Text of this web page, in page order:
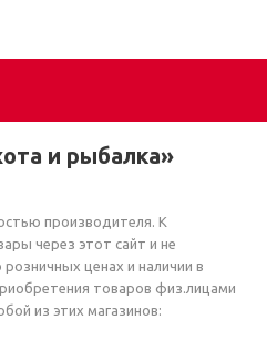
и рыбалка»
производителя. К
через этот сайт и не
ценах и наличии в
товаров физ.лицами
из этих магазинов: